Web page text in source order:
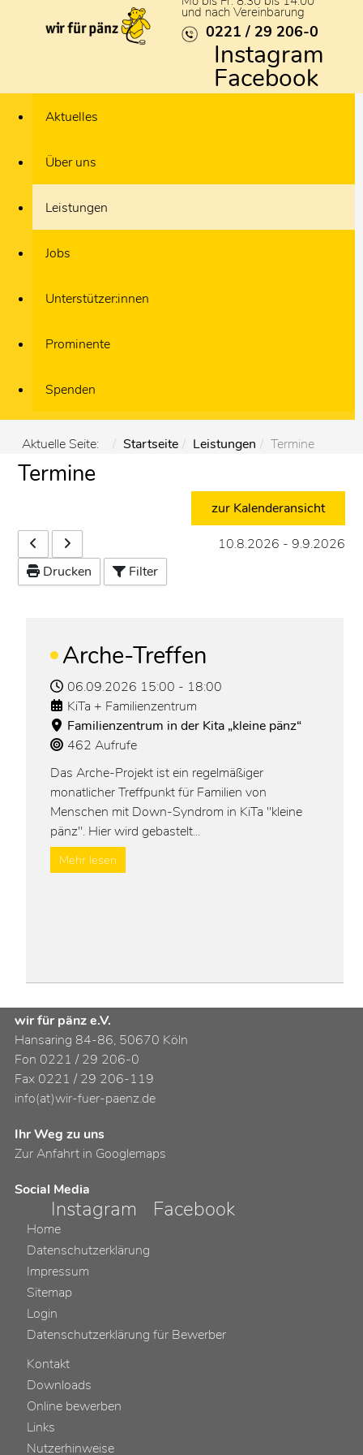
und nach Vereinbarung
0221 / 29 206-0
Instagram
Facebook
Aktuelles
Über uns
Leistungen
Jobs
Unterstützer:innen
Prominente
Spenden
Aktuelle Seite: Startseite Leistungen Termine
Termine
zur Kalenderansicht
10.8.2026 - 9.9.2026
Drucken
Filter
Arche-Treffen
06.09.2026 15:00 - 18:00
KiTa + Familienzentrum
Familienzentrum in der Kita „kleine pänz“
462 Aufrufe
Das Arche-Projekt ist ein regelmäßiger
monatlicher Treffpunkt für Familien von
Menschen mit Down-Syndrom in KiTa "kleine
pänz". Hier wird gebastelt...
Mehr lesen
wir für pänz e.V.
Hansaring 84-86, 50670 Köln
Fon 0221 / 29 206-0
Fax 0221 / 29 206-119
info(at)wir-fuer-paenz.de
Ihr Weg zu uns
Zur Anfahrt in Googlemaps
Social Media
Instagram Facebook
Home
Datenschutzerklärung
Impressum
Sitemap
Login
Datenschutzerklärung für Bewerber
Kontakt
Downloads
Online bewerben
Links
Nutzerhinweise